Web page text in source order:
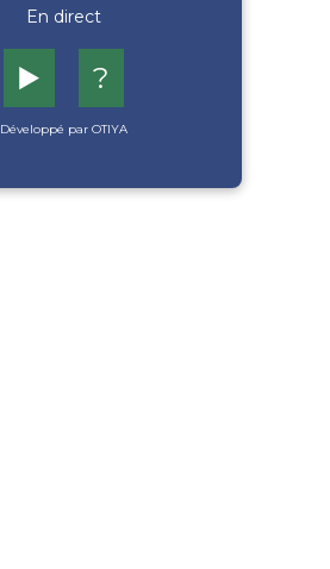
En direct
▶️ ?
Développé par OTIYA